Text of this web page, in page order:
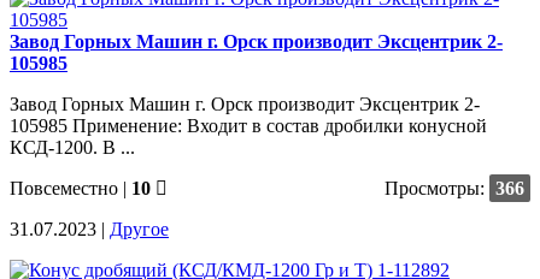
Завод Горных Машин г. Орск производит Эксцентрик 2-
105985
Завод Горных Машин г. Орск производит Эксцентрик 2-
105985 Применение: Входит в состав дробилки конусной
КСД-1200. В ...
Повсеместно | 10 Просмотры: 366
31.07.2023 | Другое